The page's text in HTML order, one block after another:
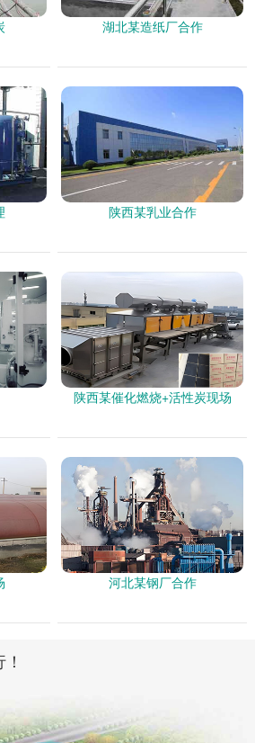
湖北某造纸厂合作
陕西某乳业合作
陕西某催化燃烧+活性炭现场
河北某钢厂合作